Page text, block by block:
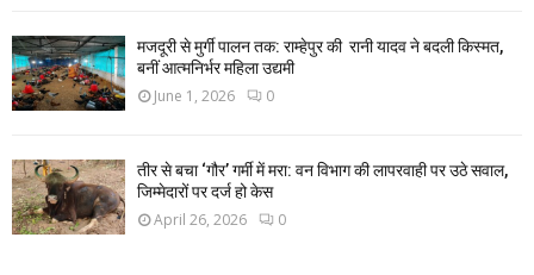
मजदूरी से मुर्गी पालन तक: राम्हेपुर की रानी यादव ने बदली किस्मत,
बनीं आत्मनिर्भर महिला उद्यमी
June 1, 2026 0
तीर से बचा ‘गौर’ गर्मी में मरा: वन विभाग की लापरवाही पर उठे सवाल,
जिम्मेदारों पर दर्ज हो केस
April 26, 2026 0